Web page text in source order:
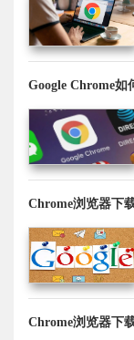
Google Chrome
Chrome浏览器下
Chrome浏览器下